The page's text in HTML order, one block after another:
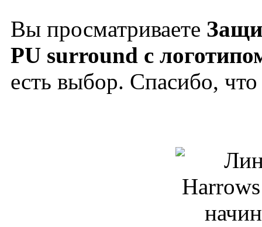
Вы просматриваете
PU surround с
есть выбор. Спасибо,